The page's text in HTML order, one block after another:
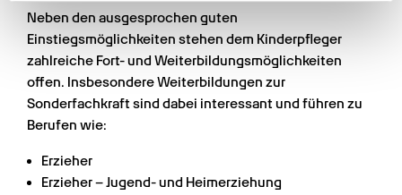
haben oder die sie im Rahmen Ihrer Nutzung der Dienste
gesammelt haben.
Neben den ausgesprochen guten
Einstiegsmöglichkeiten stehen dem Kinderpfleger
zahlreiche Fort- und Weiterbildungsmöglichkeiten
offen. Insbesondere Weiterbildungen zur
Sonderfachkraft sind dabei interessant und führen zu
Berufen wie:
Erzieher
Erzieher – Jugend- und Heimerziehung